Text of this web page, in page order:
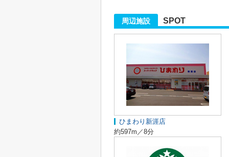
周辺施設 SPOT
ひまわり新涯店
約597m／8分